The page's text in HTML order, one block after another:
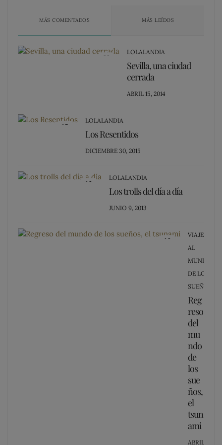
MÁS COMENTADOS MÁS LEÍDOS
20
LOLALANDIA
Sevilla, una ciudad
cerrada
POSTED
ABRIL 15, 2014
15
LOLALANDIA
Los Resentidos
POSTED
DICIEMBRE 30, 2015
13
LOLALANDIA
Los trolls del día a día
POSTED
JUNIO 9, 2013
12
VIAJE
AL
MUNDO
DE LOS
SUEÑOS
Reg
reso
del
mu
ndo
de
los
sue
ños,
el
tsun
ami
POSTED
ABRIL